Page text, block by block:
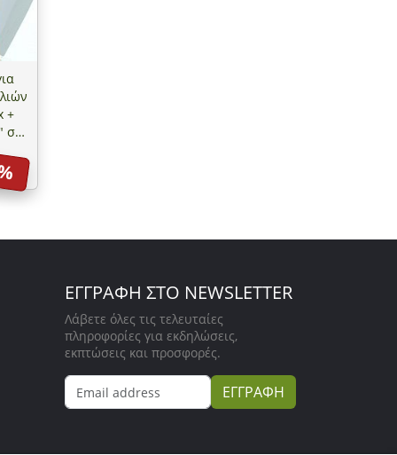
+
στο
ΕΓΓΡΑΦΗ ΣΤΟ NEWSLETTER
Λάβετε όλες τις τελευταίες
πληροφορίες για εκδηλώσεις,
εκπτώσεις και προσφορές.
ΕΓΓΡΑΦΗ